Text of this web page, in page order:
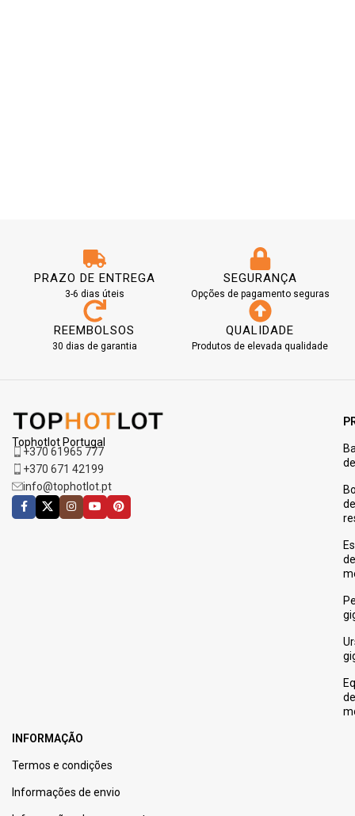
PRAZO DE ENTREGA
3-6 dias úteis
SEGURANÇA
Opções de pagamento seguras
REEMBOLSOS
30 dias de garantia
QUALIDADE
Produtos de elevada qualidade
Tophotlot Portugal
+370 61965 777
+370 671 42199
info@tophotlot.pt
de
de
de
INFORMAÇÃO
Termos e condições
Informações de envio